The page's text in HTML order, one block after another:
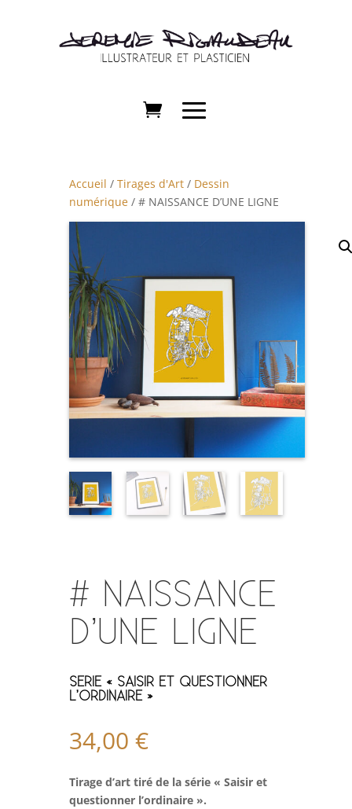
Accueil / Tirages d'Art / Dessin
numérique / # NAISSANCE D’UNE LIGNE
# NAISSANCE
D’UNE LIGNE
SERIE « SAISIR ET QUESTIONNER
L’ORDINAIRE »
34,00 €
Tirage d’art tiré de la série « Saisir et
questionner l’ordinaire ».